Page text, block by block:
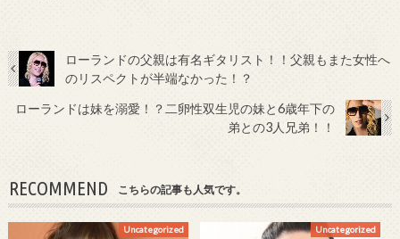
ローランドの父親は有名ギタリスト！！父親もまた女性へ
のリスペクトが半端なかった！？
ローランドは妹を溺愛！？二卵性双生児の妹と6歳年下の
弟との3人兄弟！！
RECOMMEND こちらの記事も人気です。
Uncategorized Uncategorized